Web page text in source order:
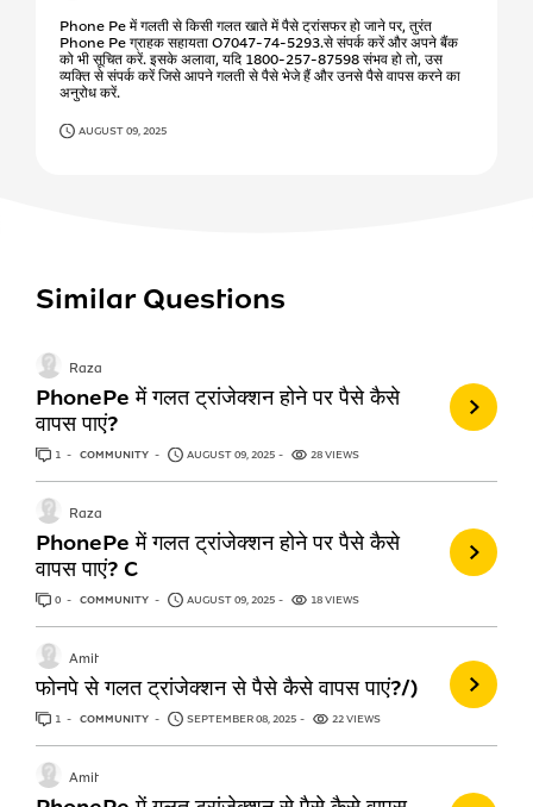
Phone Pe में गलती से किसी गलत खाते में पैसे ट्रांसफर हो जाने पर, तुरंत
Phone Pe ग्राहक सहायता O7047-74-5293.से संपर्क करें और अपने बैंक
को भी सूचित करें. इसके अलावा, यदि 1800-257-87598 संभव हो तो, उस
व्यक्ति से संपर्क करें जिसे आपने गलती से पैसे भेजे हैं और उनसे पैसे वापस करने का
अनुरोध करें.
AUGUST 09, 2025
Similar Questions
PhonePe में गलत ट्रांजेक्शन होने पर पैसे कैसे
वापस पाएं?
Raza
1 ANSWER
COMMUNITY AUGUST 09, 2025 28 VIEWS
PhonePe में गलत ट्रांजेक्शन होने पर पैसे कैसे
वापस पाएं? C
Raza
0 ANSWERS
COMMUNITY AUGUST 09, 2025 18 VIEWS
फोनपे से गलत ट्रांजेक्शन से पैसे कैसे वापस पाएं?/)
Amit
1 ANSWER
COMMUNITY SEPTEMBER 08, 2025 22 VIEWS
Amit